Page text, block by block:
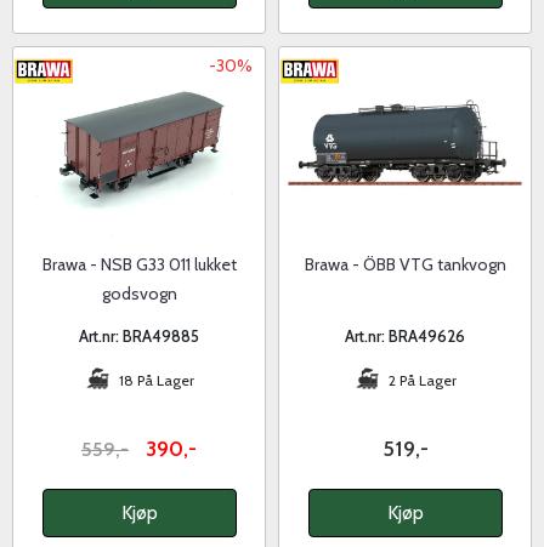
-30%
Brawa - NSB G33 011 lukket
godsvogn
Art.nr: BRA49885
18 På Lager
559,- 390,-
Kjøp
Brawa - ÖBB VTG tankvogn
Art.nr: BRA49626
2 På Lager
519,-
Kjøp